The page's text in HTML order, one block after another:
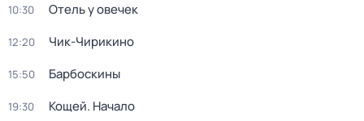
10:30 Отель у овечек
12:20 Чик-Чирикино
15:50 Барбоскины
19:30 Кощей. Начало